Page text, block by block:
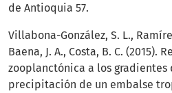
de Antioquia 57.
Villabona-González, S. L.,
Baena, J. A., Costa, B. C. (2015).
zooplanctónica a los gradientes
precipitación de un embalse